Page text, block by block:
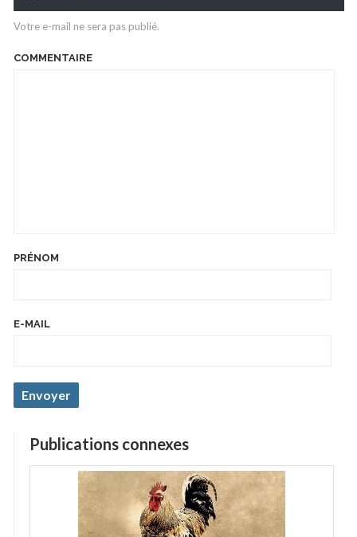
Votre e-mail ne sera pas publié.
COMMENTAIRE
PRÉNOM
E-MAIL
Publications connexes